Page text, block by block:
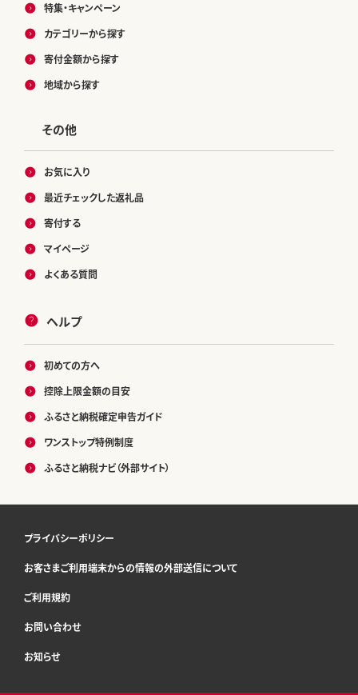
特集・キャンペーン
カテゴリーから探す
寄付金額から探す
地域から探す
その他
お気に入り
最近チェックした返礼品
寄付する
マイページ
よくある質問
ヘルプ
初めての方へ
控除上限金額の目安
ふるさと納税確定申告ガイド
ワンストップ特例制度
ふるさと納税ナビ（外部サイト）
プライバシーポリシー
お客さまご利用端末からの情報の外部送信について
ご利用規約
お問い合わせ
お知らせ